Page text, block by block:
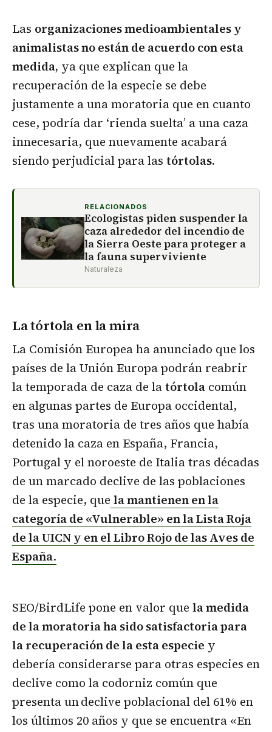
Las organizaciones medioambientales y
animalistas no están de acuerdo con esta
medida, ya que explican que la
recuperación de la especie se debe
justamente a una moratoria que en cuanto
cese, podría dar ‘rienda suelta’ a una caza
innecesaria, que nuevamente acabará
siendo perjudicial para las tórtolas.
RELACIONADOS
Ecologistas piden suspender la
caza alrededor del incendio de
la Sierra Oeste para proteger a
la fauna superviviente
Naturaleza
La tórtola en la mira
La Comisión Europea ha anunciado que los
países de la Unión Europa podrán reabrir
la temporada de caza de latórtola común
en algunas partes de Europa occidental,
tras una moratoria de tres años que había
detenido la caza en España, Francia,
Portugal y el noroeste de Italia tras décadas
de un marcado declive de las poblaciones
de la especie, que la mantienen en la
categoría de «Vulnerable» en la Lista Roja
de la UICN y en el Libro Rojo de las Aves de
España.
SEO/BirdLife pone en valor que la medida
de la moratoria ha sido satisfactoria para
la recuperación de la esta especie y
debería considerarse para otras especies en
declive como la codorniz común que
presenta un declive poblacional del 61% en
los últimos 20 años y que se encuentra «En